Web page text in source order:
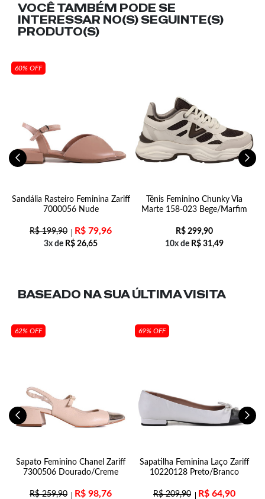
VOCÊ TAMBÉM PODE SE
INTERESSAR NO(S) SEGUINTE(S)
PRODUTO(S)
60% OFF
Sandália Rasteiro Feminina Zariff
7000056 Nude
R$199,90 R$ 79,96
3x de R$ 26,65
Tênis Feminino Chunky Via
Marte 158-023 Bege/Marfim
R$ 299,90
10x de R$ 31,49
BASEADO NA SUAÚLTIMA VISITA
62% OFF
Sapato Feminino Chanel Zariff
7300506 Dourado/Creme
R$259,90 R$ 98,76
69% OFF
Sapatilha Feminina Laço Zariff
10220128 Preto/Branco
R$209,90 R$ 64,90